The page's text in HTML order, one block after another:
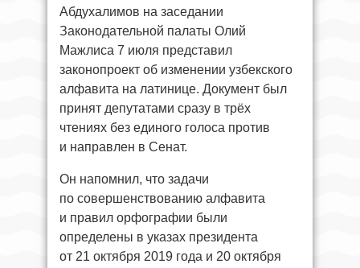
Абдухалимов на заседании
Законодательной палаты Олий
Мажлиса 7 июля представил
законопроект об изменении узбекского
алфавита на латинице. Документ был
принят депутатами сразу в трёх
чтениях без единого голоса против
и направлен в Сенат.
Он напомнил, что задачи
по совершенствованию алфавита
и правил орфографии были
определены в указах президента
от 21 октября 2019 года и 20 октября